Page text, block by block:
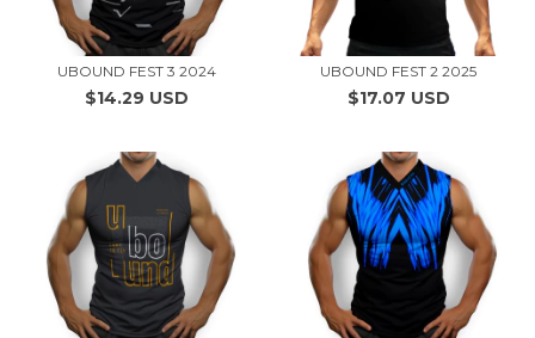
UBOUND FEST 3 2024
$14.29 USD
UBOUND FEST 2 2025
$17.07 USD